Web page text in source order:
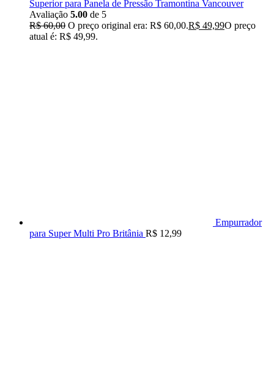
Superior para Panela de Pressão Tramontina Vancouver
Avaliação 5.00 de 5
R$60,00 O preço original era: R$ 60,00.R$ 49,99O preço
atual é: R$ 49,99.
Empurrador
para Super Multi Pro Britânia R$ 12,99